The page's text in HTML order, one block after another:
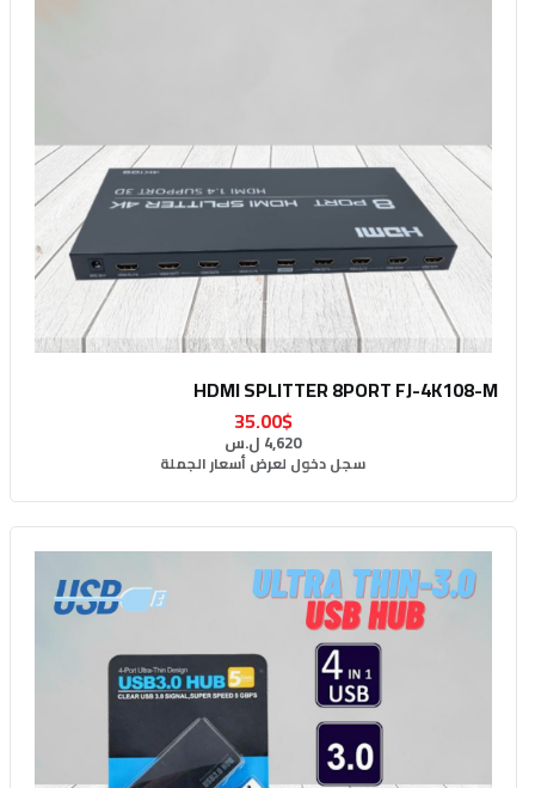
HDMI SPLITTER 8PORT FJ-4K108-M
35.00$
4,620 ل.س
سجل دخول لعرض أسعار الجملة